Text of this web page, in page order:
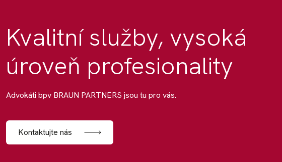
Kvalitní služby, vysoká
úroveň profesionality
Advokáti bpv BRAUN PARTNERS jsou tu pro vás.
Kontaktujte nás